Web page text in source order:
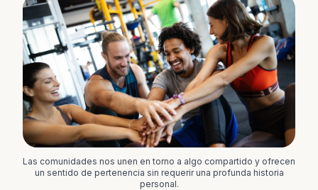
Las comunidades nos unen en torno a algo compartido y ofrecen
un sentido de pertenencia sin requerir una profunda historia
personal.